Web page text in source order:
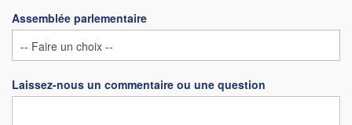
Assemblée parlementaire
Laissez-nous un commentaire ou une question